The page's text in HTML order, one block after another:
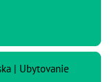
| Ubytovanie